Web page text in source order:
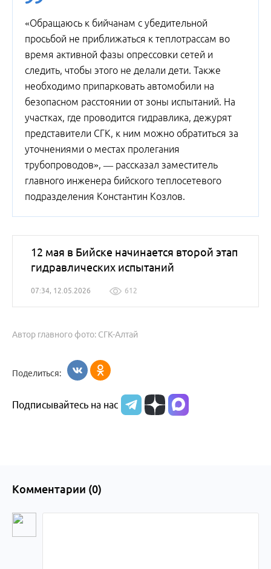
«Обращаюсь к бийчанам с убедительной
просьбой не приближаться к теплотрассам во
время активной фазы опрессовки сетей и
следить, чтобы этого не делали дети. Также
необходимо припарковать автомобили на
безопасном расстоянии от зоны испытаний. На
участках, где проводится гидравлика, дежурят
представители СГК, к ним можно обратиться за
уточнениями о местах пролегания
трубопроводов», — рассказал заместитель
главного инженера бийского теплосетевого
подразделения Константин Козлов.
12 мая в Бийске начинается второй этап
гидравлических испытаний
07:34, 12.05.2026 612
Автор главного фото: СГК-Алтай
Поделиться:
Подписывайтесь на нас
Комментарии (0)